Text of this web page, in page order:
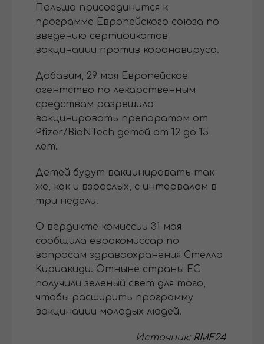
Польша присоединится к
программе Европейского союза по
введению сертификатов
вакцинации против коронавируса.
Добавим, 29 мая Европейское
агентство по лекарственным
средствам разрешило
вакцинировать препаратом от
Pfizer/BioNTech детей от 12 до 15
лет.
Детей будут вакцинировать так
же, как и взрослых, с интервалом в
три недели.
О вердикте комиссии 31 мая
сообщила еврокомиссар по
вопросам здравоохранения Стелла
Кириакиди. Отныне страны ЕС
получили зеленый свет для того,
чтобы расширить программу
вакцинации молодых людей.
Источник: RMF24